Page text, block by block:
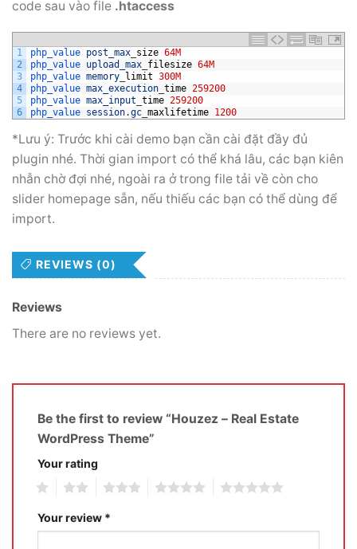
code sau vào file .htaccess
1
2
3
4
5
6
php_value post_max size 64M
php_value upload_max filesize 64M
php_value memory limit 300M
php_value max_execution time 259200
php_value max_input time 259200
php_value session.gc maxlifetime 1200
*Lưu ý: Trước khi cài demo bạn cần cài đặt đầy đủ
plugin nhé. Thời gian import có thể khá lâu, các bạn kiên
nhẫn chờ đợi nhé, ngoài ra ở trong file tải về còn cho
slider homepage sẵn, nếu thiếu các bạn có thể dùng để
import.
REVIEWS (0)
Reviews
There are no reviews yet.
Be the first to review “Houzez – Real Estate
WordPress Theme”
Your rating
Your review *